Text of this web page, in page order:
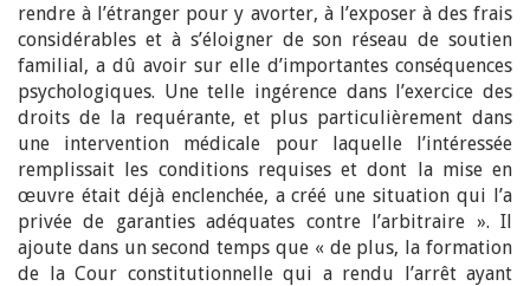
rendre à l’étranger pour y avorter, à l’exposer à des frais
considérables et à s’éloigner de son réseau de soutien
familial, a dû avoir sur elle d’importantes conséquences
psychologiques. Une telle ingérence dans l’exercice des
droits de la requérante, et plus particulièrement dans
une intervention médicale pour laquelle l’intéressée
remplissait les conditions requises et dont la mise en
œuvre était déjà enclenchée, a créé une situation qui l’a
privée de garanties adéquates contre l’arbitraire ». Il
ajoute dans un second temps que « de plus, la formation
de la Cour constitutionnelle qui a rendu l’arrêt ayant